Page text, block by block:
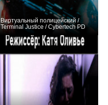
Виртуальный полицейский /
Terminal Justice / Cybertech PD